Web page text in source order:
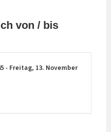
von / bis
- Freitag, 13. November